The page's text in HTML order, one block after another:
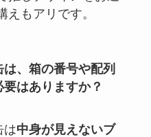
えもアリです。
、箱の番号や配列
はありますか？
は中身が見えないブ